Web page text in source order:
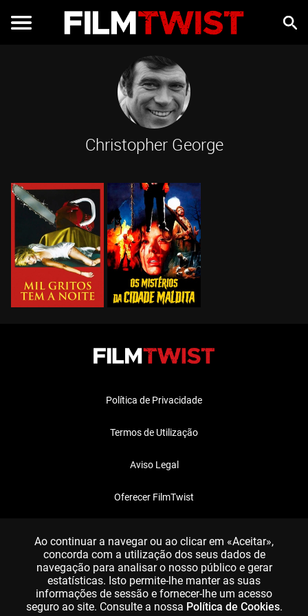
Christopher George
Política de Privacidade
Termos de Utilização
Aviso Legal
Oferecer FilmTwist
Ao continuar a navegar ou ao clicar em «Aceitar»,
concorda com a utilização dos seus dados de
navegação para analisar o nosso público e gerar
estatísticas. Isto permite-lhe manter as suas
informações de sessão e fornecer-lhe um acesso
seguro ao site. Consulte a nossa Política de Cookies.